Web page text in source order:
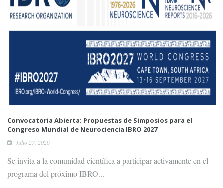
Convocatoria Abierta: Propuestas de Simposios para el
Congreso Mundial de Neurociencia IBRO 2027
Julio 27, 2026
Se invita a la comunidad científica a participar activamente en el
programa del próximo IBRO...